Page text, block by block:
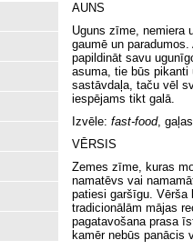
AUNS
Uguns zīme, nemiera
gaumē un
papildināt savu
asuma, tie būs pikanti
sastāvdaļa, taču vēl
iespējams tikt galā.
Izvēle: fast-food,
VĒRSIS
Zemes zīme, kuras
namatēvs vai
patiesi garšīgu. Vērša
tradicionālām mājas
pagatavošana prasa
kamēr nebūs panācis